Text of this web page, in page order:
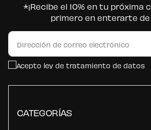
*¡Recibe el 10% en tu próxima
primero en enterarte
CORREO
ELECTRÓNICO
Acepto ley de tratamiento de datos
CATEGORÍAS